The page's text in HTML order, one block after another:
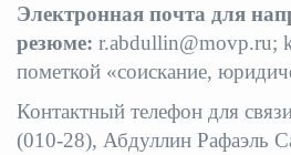
Электронная почта для
резюме: r.abdullin@movp.ru;
пометкой «соискание,
Контактный телефон для
(010-28), Абдуллин Рафаэль